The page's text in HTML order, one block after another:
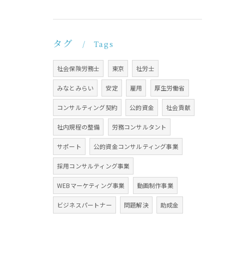
タグ Tags
社会保険労務士 東京 社労士
みなとみらい 安定 雇用 厚生労働省
コンサルティング契約 公的資金 社会貢献
社内規程の整備 労務コンサルタント
サポート 公的資金コンサルティング事業
採用コンサルティング事業
WEBマーケティング事業 動画制作事業
ビジネスパートナー 問題解決 助成金